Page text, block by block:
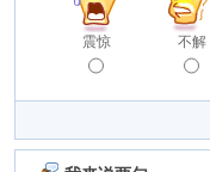
震惊 不解